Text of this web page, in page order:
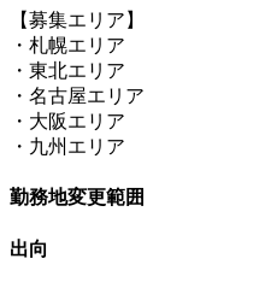
【募集エリア】
・札幌エリア
・東北エリア
・名古屋エリア
・大阪エリア
・九州エリア
勤務地変更範囲
出向